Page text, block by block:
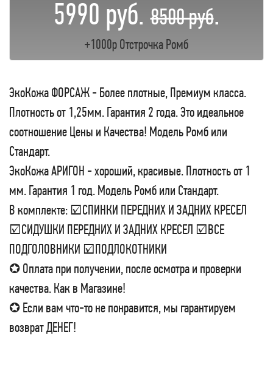
5990 руб.8500 руб.
+1000р Отстрочка Ромб
ЭкоКожа ФОРСАЖ - Более плотные, Премиум класса.
Плотность от 1,25мм. Гарантия 2 года. Это идеальное
соотношение Цены и Качества! Модель Ромб или
Стандарт.
ЭкоКожа АРИГОН - хороший, красивые. Плотность от 1
мм. Гарантия 1 год. Модель Ромб или Стандарт.
В комплекте: ☑СПИНКИ ПЕРЕДНИХ И ЗАДНИХ КРЕСЕЛ
☑СИДУШКИ ПЕРЕДНИХ И ЗАДНИХ КРЕСЕЛ ☑ВСЕ
ПОДГОЛОВНИКИ ☑ПОДЛОКОТНИКИ
✪ Оплата при получении, после осмотра и проверки
качества. Как в Магазине!
✪ Если вам что-то не понравится, мы гарантируем
возврат ДЕНЕГ!